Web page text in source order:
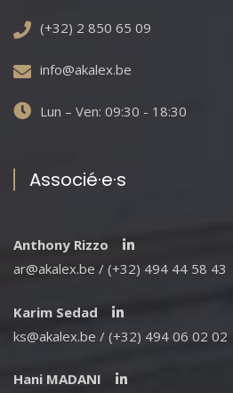
(+32) 2 850 65 09
info@akalex.be
Lun – Ven: 09:30 - 18:30
Associé·e·s
Anthony Rizzo
ar@akalex.be / (+32) 494 44 58 43
Karim Sedad
ks@akalex.be / (+32) 494 06 02 02
Hani MADANI